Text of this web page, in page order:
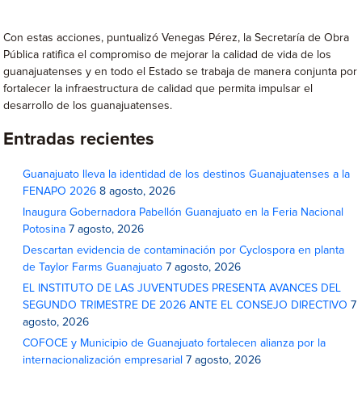
Con estas acciones, puntualizó Venegas Pérez, la Secretaría de Obra
Pública ratifica el compromiso de mejorar la calidad de vida de los
guanajuatenses y en todo el Estado se trabaja de manera conjunta por
fortalecer la infraestructura de calidad que permita impulsar el
desarrollo de los guanajuatenses.
Entradas recientes
Guanajuato lleva la identidad de los destinos Guanajuatenses a la
FENAPO 2026 8 agosto, 2026
Inaugura Gobernadora Pabellón Guanajuato en la Feria Nacional
Potosina 7 agosto, 2026
Descartan evidencia de contaminación por Cyclospora en planta
de Taylor Farms Guanajuato 7 agosto, 2026
EL INSTITUTO DE LAS JUVENTUDES PRESENTA AVANCES DEL
SEGUNDO TRIMESTRE DE 2026 ANTE EL CONSEJO DIRECTIVO 7
agosto, 2026
COFOCE y Municipio de Guanajuato fortalecen alianza por la
internacionalización empresarial 7 agosto, 2026